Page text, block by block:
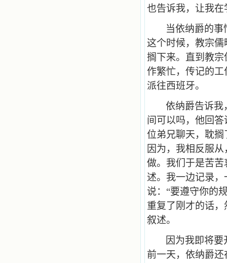
也告诉我，让我
当依纳爵的
这个时候，教宗
搁下来。直到教
作繁忙，传记的工
派往西班牙。
依纳爵告诉我
间可以吗，他回
位弟兄聊天，耽
因为，我相反服
做。我们于是苦
述。我一边记录
说：“要遵守你的
重复了刚才的话
叙述。
因为我即将
前一天，依纳爵